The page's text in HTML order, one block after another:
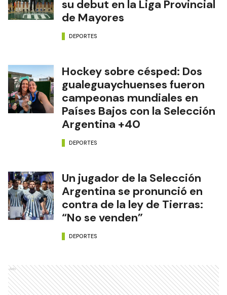
su debut en la Liga Provincial
de Mayores
DEPORTES
Hockey sobre césped: Dos
gualeguaychuenses fueron
campeonas mundiales en
Países Bajos con la Selección
Argentina +40
DEPORTES
Un jugador de la Selección
Argentina se pronunció en
contra de la ley de Tierras:
“No se venden”
DEPORTES
Ads